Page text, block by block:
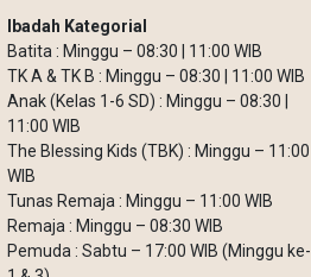
Ibadah Kategorial
Batita : Minggu – 08:30 | 11:00 WIB
TK A & TK B : Minggu – 08:30 | 11:00 WIB
Anak (Kelas 1-6 SD) : Minggu – 08:30 |
11:00 WIB
The Blessing Kids (TBK) : Minggu – 11:00
WIB
Tunas Remaja : Minggu – 11:00 WIB
Remaja : Minggu – 08:30 WIB
Pemuda : Sabtu – 17:00 WIB (Minggu ke-